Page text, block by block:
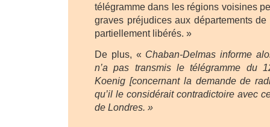
télégramme dans les régions voisines
graves préjudices aux départements
partiellement libérés. »
De plus, « Chaban-Delmas informe
n’a pas transmis le télégramme du
Koenig [concernant la demande de
qu’il le considérait contradictoire avec
de Londres. »